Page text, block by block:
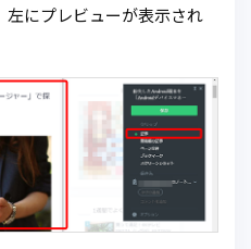
にプレビューが表示され